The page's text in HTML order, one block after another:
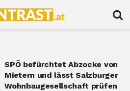
SPÖ befürchtet Abzocke von
Mietern und lässt Salzburger
Wohnbaugesellschaft prüfen